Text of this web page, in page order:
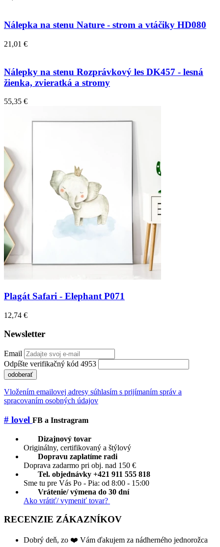
Nálepka na stenu Nature - strom a vtáčiky HD080
21,01 €
Nálepky na stenu Rozprávkový les DK457 - lesná
žienka, zvieratká a stromy
55,35 €
Plagát Safari - Elephant P071
12,74 €
Newsletter
Email
Odpíšte verifikačný kód 4953
odoberať
Vložením emailovej adresy súhlasím s prijímaním správ a
spracovaním osobných údajov
# lovel FB a Instragram
Dizajnový tovar
Originálny, certifikovaný a štýlový
Dopravu zaplatíme radi
Doprava zadarmo pri obj. nad 150 €
Tel. objednávky +421 911 555 818
Sme tu pre Vás Po - Pia: od 8:00 - 15:00
Vrátenie/ výmena do 30 dní
Ako vrátiť/ vymeniť tovar?
RECENZIE ZÁKAZNÍKOV
Dobrý deň, zo ❤️ Vám ďakujem za nádherného jednorožca